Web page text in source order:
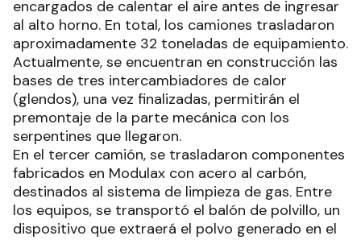
encargados de calentar el aire antes de ingresar
al alto horno. En total, los camiones trasladaron
aproximadamente 32 toneladas de equipamiento.
Actualmente, se encuentran en construcción las
bases de tres intercambiadores de calor
(glendos), una vez finalizadas, permitirán el
premontaje de la parte mecánica con los
serpentines que llegaron.
En el tercer camión, se trasladaron componentes
fabricados en Modulax con acero al carbón,
destinados al sistema de limpieza de gas. Entre
los equipos, se transportó el balón de polvillo, un
dispositivo que extraerá el polvo generado en el